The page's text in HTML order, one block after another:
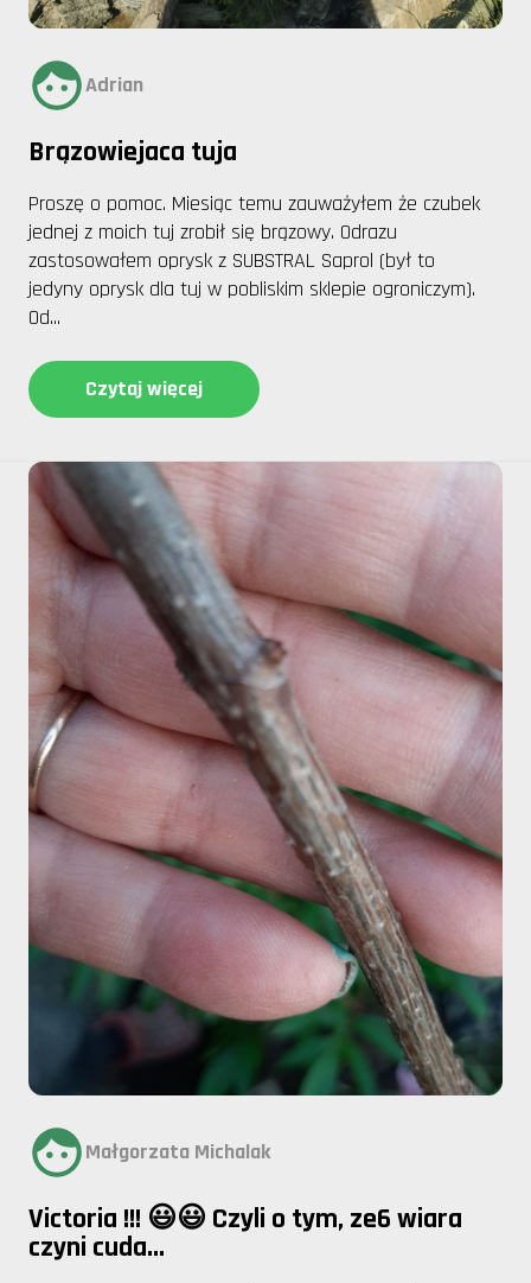
Adrian
Brązowiejaca tuja
Proszę o pomoc. Miesiąc temu zauważyłem że czubek
jednej z moich tuj zrobił się brązowy. Odrazu
zastosowałem oprysk z SUBSTRAL Saprol (był to
jedyny oprysk dla tuj w pobliskim sklepie ogroniczym).
Od...
Czytaj więcej
Małgorzata Michalak
Victoria !!! 😃😃 Czyli o tym, ze6 wiara
czyni cuda...